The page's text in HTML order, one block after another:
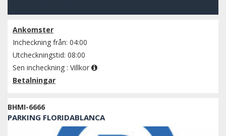
Ankomster
Incheckning från: 04:00
Utcheckningstid: 08:00
Sen incheckning : Villkor
Betalningar
BHMI-6666
PARKING FLORIDABLANCA